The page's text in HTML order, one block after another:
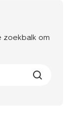
zoekbalk om